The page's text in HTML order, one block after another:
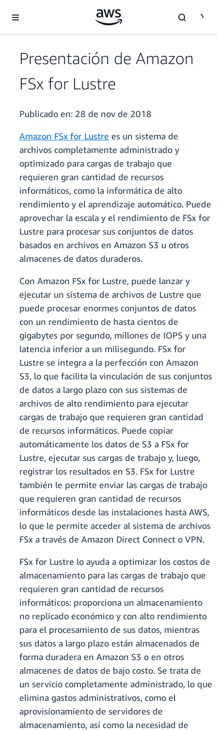
Presentación de Amazon
FSx for Lustre
Publicado en: 28 de nov de 2018
Amazon FSx for Lustre es un sistema de
archivos completamente administrado y
optimizado para cargas de trabajo que
requieren gran cantidad de recursos
informáticos, como la informática de alto
rendimiento y el aprendizaje automático. Puede
aprovechar la escala y el rendimiento de FSx for
Lustre para procesar sus conjuntos de datos
basados en archivos en Amazon S3 u otros
almacenes de datos duraderos.
Con Amazon FSx for Lustre, puede lanzar y
ejecutar un sistema de archivos de Lustre que
puede procesar enormes conjuntos de datos
con un rendimiento de hasta cientos de
gigabytes por segundo, millones de IOPS y una
latencia inferior a un milisegundo. FSx for
Lustre se integra a la perfección con Amazon
S3, lo que facilita la vinculación de sus conjuntos
de datos a largo plazo con sus sistemas de
archivos de alto rendimiento para ejecutar
cargas de trabajo que requieren gran cantidad
de recursos informáticos. Puede copiar
automáticamente los datos de S3 a FSx for
Lustre, ejecutar sus cargas de trabajo y, luego,
registrar los resultados en S3. FSx for Lustre
también le permite enviar las cargas de trabajo
que requieren gran cantidad de recursos
informáticos desde las instalaciones hasta AWS,
lo que le permite acceder al sistema de archivos
FSx a través de Amazon Direct Connect o VPN.
FSx for Lustre lo ayuda a optimizar los costos de
almacenamiento para las cargas de trabajo que
requieren gran cantidad de recursos
informáticos: proporciona un almacenamiento
no replicado económico y con alto rendimiento
para el procesamiento de sus datos, mientras
sus datos a largo plazo están almacenados de
forma duradera en Amazon S3 o en otros
almacenes de datos de bajo costo. Se trata de
un servicio completamente administrado, lo que
elimina gastos administrativos, como el
aprovisionamiento de servidores de
almacenamiento, así como la necesidad de